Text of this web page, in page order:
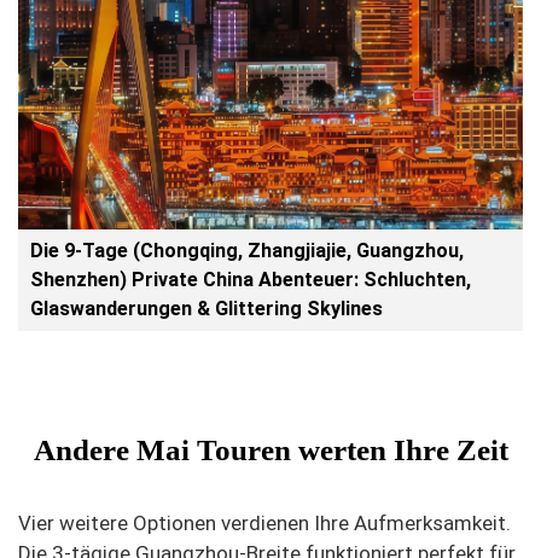
Die 9-Tage (Chongqing, Zhangjiajie, Guangzhou,
Shenzhen) Private China Abenteuer: Schluchten,
Glaswanderungen & Glittering Skylines
Andere Mai Touren werten Ihre Zeit
Vier weitere Optionen verdienen Ihre Aufmerksamkeit.
Die 3-tägige Guangzhou-Breite funktioniert perfekt für